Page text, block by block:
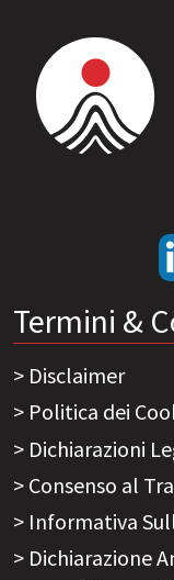
Termini &
Disclaimer
Politica dei
Dichiarazioni
Consenso al
Informativa
Dichiarazione